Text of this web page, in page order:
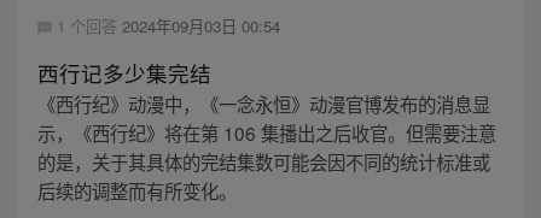
1 个回答 2024年09月03日 00:54
西行记多少集完结
《西行纪》动漫中，《一念永恒》动漫官博发布的消息显
示，《西行纪》将在第 106 集播出之后收官。但需要注意
的是，关于其具体的完结集数可能会因不同的统计标准或
后续的调整而有所变化。